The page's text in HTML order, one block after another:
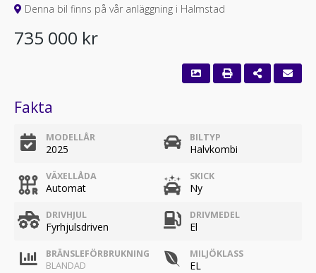
Denna bil finns på vår anläggning i Halmstad
735 000 kr
Fakta
MODELLÅR
2025
BILTYP
Halvkombi
VÄXELLÅDA
Automat
SKICK
Ny
DRIVHJUL
Fyrhjulsdriven
DRIVMEDEL
El
BRÄNSLEFÖRBRUKNING
BLANDAD
MILJÖKLASS
EL